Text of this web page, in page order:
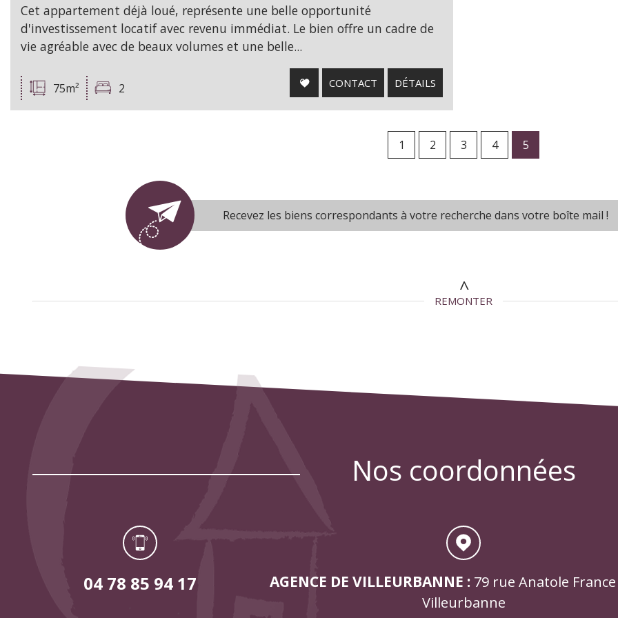
Cet appartement déjà loué, représente une belle opportunité
d'investissement locatif avec revenu immédiat. Le bien offre un cadre de
vie agréable avec de beaux volumes et une belle...
75m² 2 CONTACT DÉTAILS
1 2 3 4 5
Recevez les biens correspondants à votre recherche dans votre boîte mail !
REMONTER
nos coordonnées
04 78 85 94 17 AGENCE DE VILLEURBANNE : 79 rue Anatole
Villeurbanne